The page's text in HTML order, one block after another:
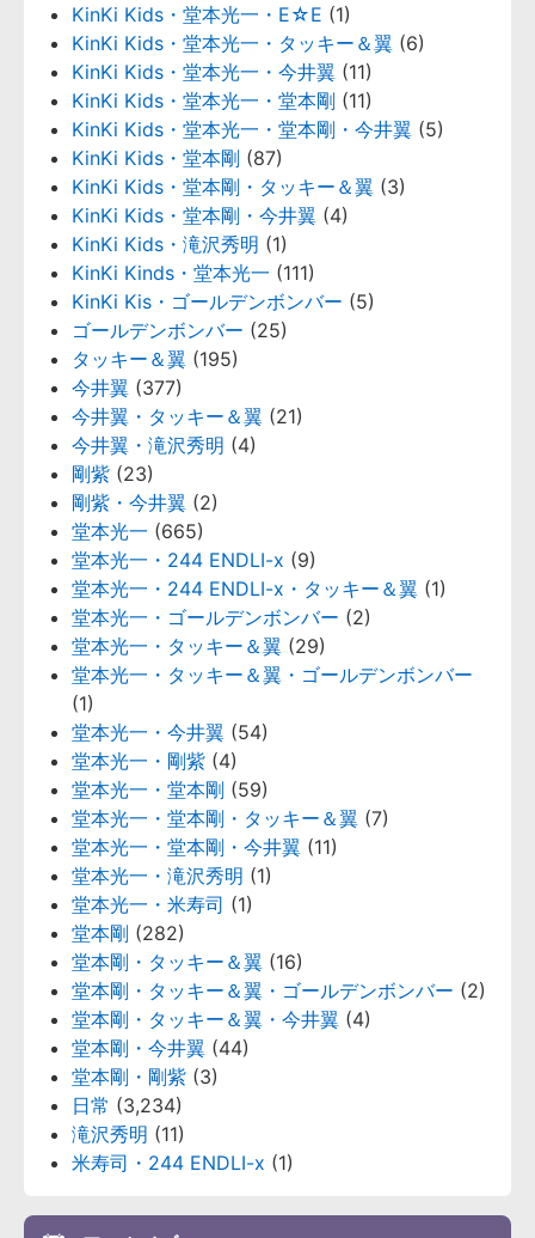
KinKi Kids・堂本光一・E☆E (1)
KinKi Kids・堂本光一・タッキー＆翼 (6)
KinKi Kids・堂本光一・今井翼 (11)
KinKi Kids・堂本光一・堂本剛 (11)
KinKi Kids・堂本光一・堂本剛・今井翼 (5)
KinKi Kids・堂本剛 (87)
KinKi Kids・堂本剛・タッキー＆翼 (3)
KinKi Kids・堂本剛・今井翼 (4)
KinKi Kids・滝沢秀明 (1)
KinKi Kinds・堂本光一 (111)
KinKi Kis・ゴールデンボンバー (5)
ゴールデンボンバー (25)
タッキー＆翼 (195)
今井翼 (377)
今井翼・タッキー＆翼 (21)
今井翼・滝沢秀明 (4)
剛紫 (23)
剛紫・今井翼 (2)
堂本光一 (665)
堂本光一・244 ENDLI-x (9)
堂本光一・244 ENDLI-x・タッキー＆翼 (1)
堂本光一・ゴールデンボンバー (2)
堂本光一・タッキー＆翼 (29)
堂本光一・タッキー＆翼・ゴールデンボンバー
(1)
堂本光一・今井翼 (54)
堂本光一・剛紫 (4)
堂本光一・堂本剛 (59)
堂本光一・堂本剛・タッキー＆翼 (7)
堂本光一・堂本剛・今井翼 (11)
堂本光一・滝沢秀明 (1)
堂本光一・米寿司 (1)
堂本剛 (282)
堂本剛・タッキー＆翼 (16)
堂本剛・タッキー＆翼・ゴールデンボンバー (2)
堂本剛・タッキー＆翼・今井翼 (4)
堂本剛・今井翼 (44)
堂本剛・剛紫 (3)
日常 (3,234)
滝沢秀明 (11)
米寿司・244 ENDLI-x (1)